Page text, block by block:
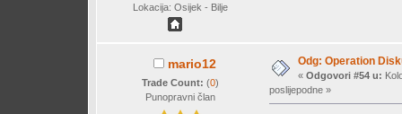
Lokacija: Osijek - Bilje
mario12
Trade Count: (0)
Punopravni član
Odg: Operation
« Odgovori #54 u:
poslijepodne »